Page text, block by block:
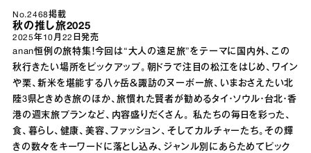
No.2468掲載
秋の推し旅2025
2025年10月22日 発売
anan恒例の旅特集！今回は“大人の遠足旅”をテーマに国内外、この
秋行きたい場所をピックアップ。朝ドラで注目の松江をはじめ、ワイン
や栗、新米を堪能する八ヶ岳＆諏訪のヌーボー旅、いまおさえたい北
陸3県ときめき旅のほか、旅慣れた賢者が勧めるタイ・ソウル・台北・香
港の週末旅プランなど、内容盛りだくさん。 私たちの毎日を彩った、
食、暮らし、健康、美容、ファッション、そしてカルチャーたち。その輝
きの数々をキーワードに落とし込み、ジャンル別にあらためてピック